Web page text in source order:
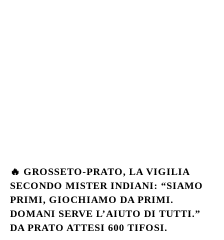
🔥 GROSSETO-PRATO, LA VIGILIA
SECONDO MISTER INDIANI: “SIAMO
PRIMI, GIOCHIAMO DA PRIMI.
DOMANI SERVE L’AIUTO DI TUTTI.”
DA PRATO ATTESI 600 TIFOSI.